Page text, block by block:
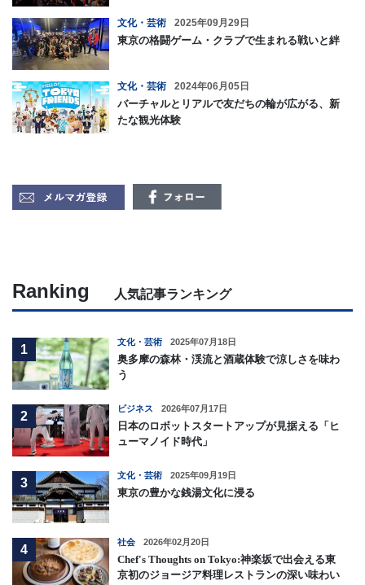
文化・芸術 2025年09月29日
東京の格闘ゲーム・クラブで生まれる戦いと絆
文化・芸術 2024年06月05日
バーチャルとリアルで友だちの輪が広がる、新
たな観光体験
Ranking 人気記事ランキング
1
文化・芸術 2025年07月18日
奥多摩の森林・渓流と酒蔵体験で涼しさを味わ
う
2
ビジネス 2026年07月17日
日本のロボットスタートアップが見据える「ヒ
ューマノイド時代」
3
文化・芸術 2025年09月19日
東京の豊かな銭湯文化に浸る
4
社会 2026年02月20日
Chef's Thoughts on Tokyo:神楽坂で出会える東
京初のジョージア料理レストランの深い味わい